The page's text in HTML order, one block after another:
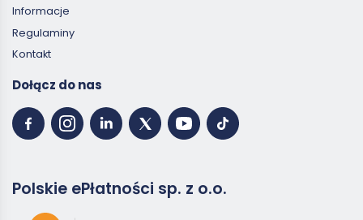
Informacje
Regulaminy
Kontakt
Dołącz do nas
Polskie ePłatności sp. z o.o.